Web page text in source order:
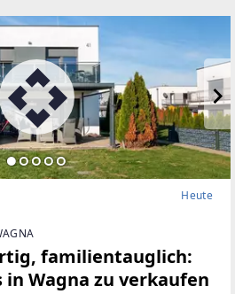
Heute
familientauglich:
Wagna zu verkaufen